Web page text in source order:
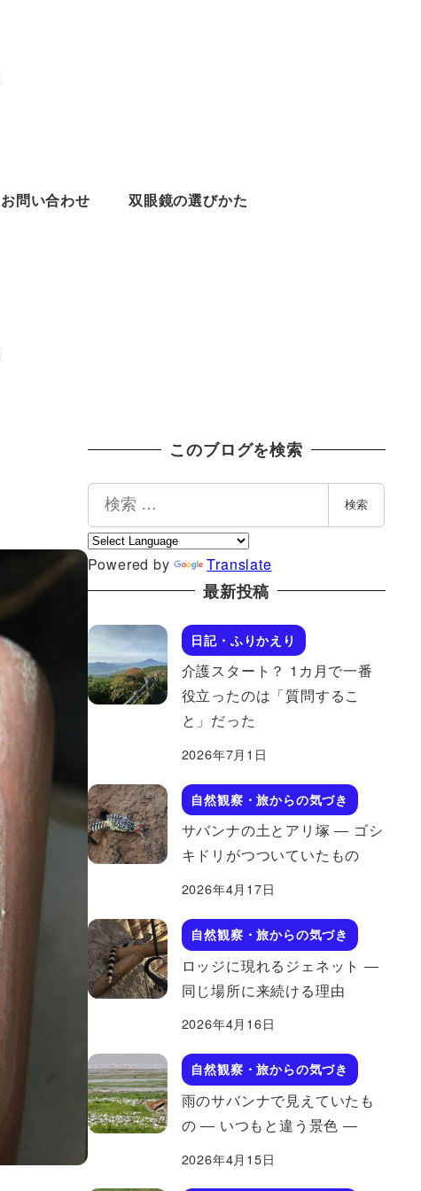
お問い合わせ 双眼鏡の選びかた
このブログを検索
索
検索
Powered by Translate
最新投稿
日記・ふりかえり
介護スタート？ 1カ月で一番
役立ったのは「質問するこ
と」だった
2026年7月1日
自然観察・旅からの気づき
サバンナの土とアリ塚 ― ゴシ
キドリがつついていたもの
2026年4月17日
自然観察・旅からの気づき
ロッジに現れるジェネット ―
同じ場所に来続ける理由
2026年4月16日
自然観察・旅からの気づき
雨のサバンナで見えていたも
の ― いつもと違う景色 ―
2026年4月15日